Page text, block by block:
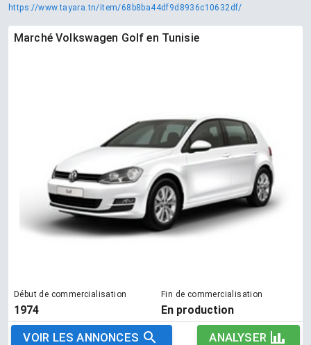
https://www.tayara.tn/item/68b8ba44df9d8936c10632df/
Marché Volkswagen Golf en Tunisie
Début de commercialisation
1974
Fin de commercialisation
En production
VOIR LES ANNONCES ANALYSER